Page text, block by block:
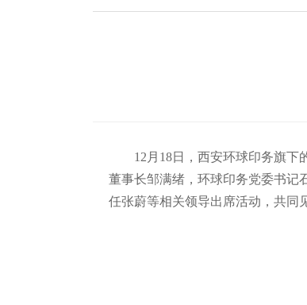
12月18日，西安环球印务旗下
董事长邹满绪，环球印务党委书记
任张蔚等相关领导出席活动，共同